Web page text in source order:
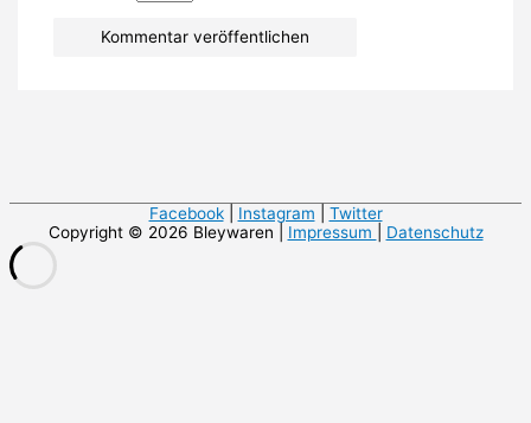
Facebook| Instagram
Twitter
Copyright © 2026 Bleywaren | Impressum Datenschutz